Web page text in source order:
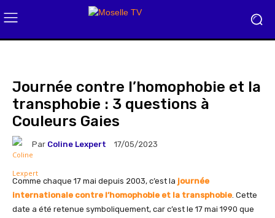
Journée contre l’homophobie et la
transphobie : 3 questions à
Couleurs Gaies
Par Coline Lexpert 17/05/2023
Comme chaque 17 mai depuis 2003, c’est la journée
internationale contre l’homophobie et la transphobie. Cette
date a été retenue symboliquement, car c’est le 17 mai 1990 que